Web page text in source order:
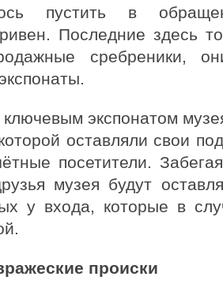
пустить в
Последние здесь
сребреники,
экспонатом
оставляли свои
посетители.
музея будут
у входа, которые в
происки